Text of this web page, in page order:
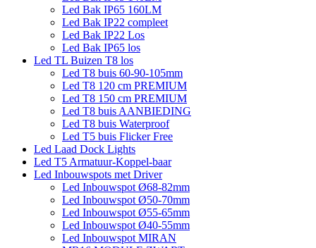
Led Bak IP65 160LM
Led Bak IP22 compleet
Led Bak IP22 Los
Led Bak IP65 los
Led TL Buizen T8 los
Led T8 buis 60-90-105mm
Led T8 120 cm PREMIUM
Led T8 150 cm PREMIUM
Led T8 buis AANBIEDING
Led T8 buis Waterproof
Led T5 buis Flicker Free
Led Laad Dock Lights
Led T5 Armatuur-Koppel-baar
Led Inbouwspots met Driver
Led Inbouwspot Ø68-82mm
Led Inbouwspot Ø50-70mm
Led Inbouwspot Ø55-65mm
Led Inbouwspot Ø40-55mm
Led Inbouwspot MIRAN